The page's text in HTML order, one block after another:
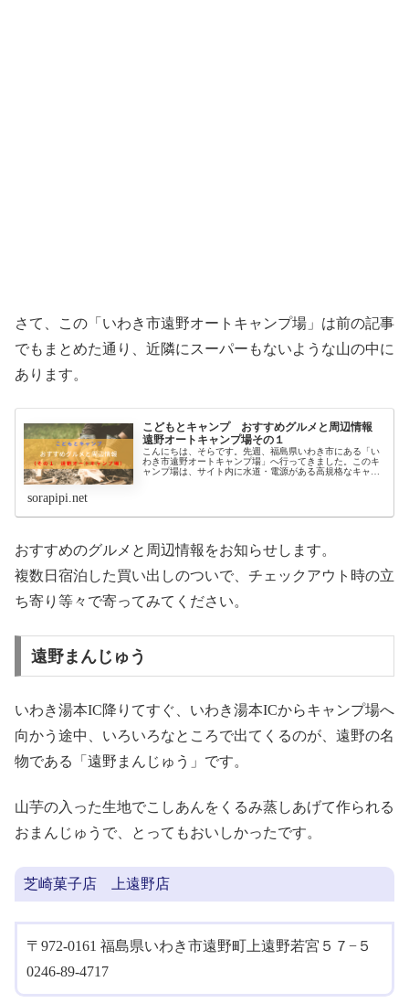
さて、この「いわき市遠野オートキャンプ場」は前の記事
でもまとめた通り、近隣にスーパーもないような山の中に
あります。
こどもとキャンプ おすすめグルメと周辺情報
遠野オートキャンプ場その１
こんにちは、そらです。先週、福島県いわき市にある「い
わき市遠野オートキャンプ場」へ行ってきました。このキ
ャンプ場は、サイト内に水道・電源がある高規格なキャン
sorapipi.net
おすすめのグルメと周辺情報をお知らせします。
複数日宿泊した買い出しのついで、チェックアウト時の立
ち寄り等々で寄ってみてください。
遠野まんじゅう
いわき湯本IC降りてすぐ、いわき湯本ICからキャンプ場へ
向かう途中、いろいろなところで出てくるのが、遠野の名
物である「遠野まんじゅう」です。
山芋の入った生地でこしあんをくるみ蒸しあげて作られる
おまんじゅうで、とってもおいしかったです。
芝崎菓子店 上遠野店
〒972-0161 福島県いわき市遠野町上遠野若宮５７−５
0246-89-4717